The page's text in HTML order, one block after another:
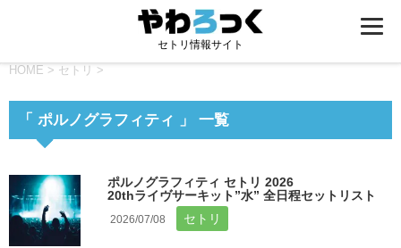
セトリ情報サイト
HOME > セトリ >
「 ポルノグラフィティ 」 一覧
ポルノグラフィティ セトリ 2026
20thライヴサーキット”水” 全日程セットリスト
2026/07/08 セトリ